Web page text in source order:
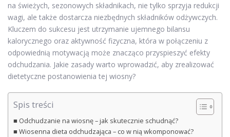
na świeżych, sezonowych składnikach, nie tylko sprzyja redukcji
wagi, ale także dostarcza niezbędnych składników odżywczych.
Kluczem do sukcesu jest utrzymanie ujemnego bilansu
kalorycznego oraz aktywność fizyczna, która w połączeniu z
odpowiednią motywacją może znacząco przyspieszyć efekty
odchudzania. Jakie zasady warto wprowadzić, aby zrealizować
dietetyczne postanowienia tej wiosny?
Spis treści
Odchudzanie na wiosnę – jak skutecznie schudnąć?
Wiosenna dieta odchudzająca – co w nią wkomponować?